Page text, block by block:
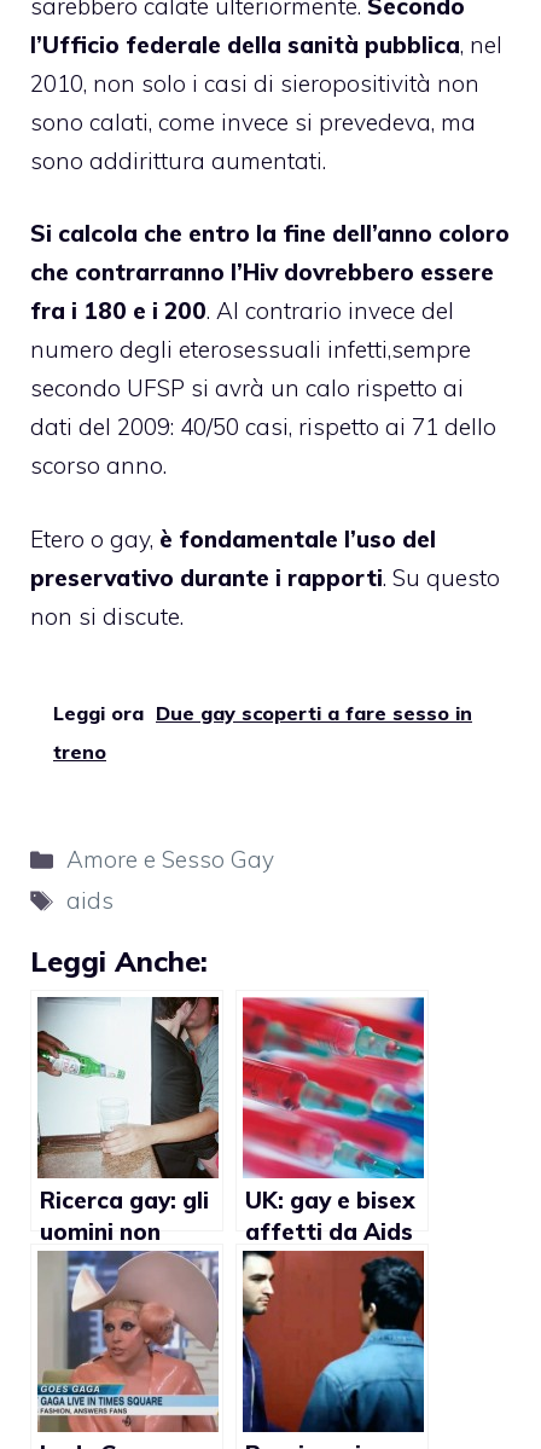
sarebbero calate ulteriormente. Secondo
l’Ufficio federale della sanità pubblica, nel
2010, non solo i casi di sieropositività non
sono calati, come invece si prevedeva, ma
sono addirittura aumentati.
Si calcola che entro la fine dell’anno coloro
che contrarranno l’Hiv dovrebbero essere
fra i 180 e i 200. Al contrario invece del
numero degli eterosessuali infetti,sempre
secondo UFSP si avrà un calo rispetto ai
dati del 2009: 40/50 casi, rispetto ai 71 dello
scorso anno.
Etero o gay, è fondamentale l’uso del
preservativo durante i rapporti. Su questo
non si discute.
Leggi ora Due gay scoperti a fare sesso in
treno
Categorie
Amore e Sesso Gay
Tag
aids
Leggi Anche:
Ricerca gay: gli
uomini non
conoscono i
sintomi
dell’Aids
UK: gay e bisex
affetti da Aids
aumentati del
70% in dieci
anni